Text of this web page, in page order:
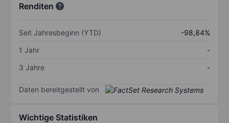
Renditen
Seit Jahresbeginn (YTD)
-98,84%
1 Jahr
-
3 Jahre
-
Daten bereitgestellt von
Wichtige Statistiken